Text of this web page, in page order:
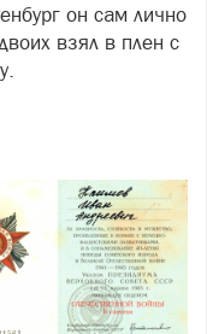
он сам лично
взял в плен с